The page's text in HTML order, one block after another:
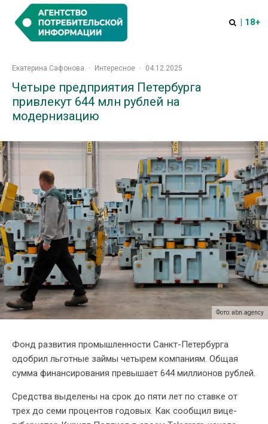
| 18+
Екатерина Сафонова · Интересное · 04.12.2025
Четыре предприятия Петербурга
привлекут 644 млн рублей на
модернизацию
Фото: abn.agency
Фонд развития промышленности Санкт-Петербурга
одобрил льготные займы четырем компаниям. Общая
сумма финансирования превышает 644 миллионов рублей.
Средства выделены на срок до пяти лет по ставке от
трех до семи процентов годовых. Как сообщил вице-